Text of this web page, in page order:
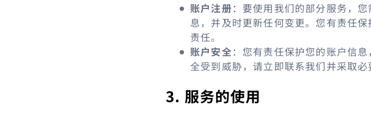
账户注册：要使用我们的部分服务，
息，并及时更新任何变更。您有责任
责任。
账户安全：您有责任保护您的账户信
全受到威胁，请立即联系我们并采取必
3. 服务的使用